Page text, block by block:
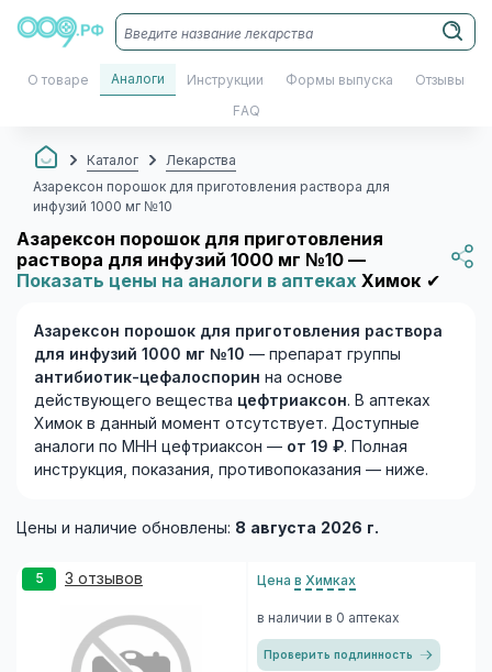
О товаре Аналоги Инструкции Формы выпуска Отзывы
FAQ
Каталог
Лекарства
Азарексон порошок для приготовления раствора для
инфузий 1000 мг №10
Азарексон порошок для приготовления
раствора для инфузий 1000 мг №10 —
Показать цены на аналоги в аптеках Химок ✔
Азарексон порошок для приготовления раствора
для инфузий 1000 мг №10 — препарат группы
антибиотик-цефалоспорин на основе
действующего вещества цефтриаксон. В аптеках
Химок в данный момент отсутствует. Доступные
аналоги по МНН цефтриаксон — от 19 ₽. Полная
инструкция, показания, противопоказания — ниже.
Цены и наличие обновлены: 8 августа 2026 г.
5 3 отзывов Цена в Химках
в наличии в 0 аптеках
Проверить подлинность